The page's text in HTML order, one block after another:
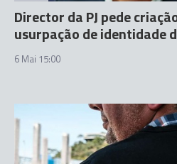
Director da PJ pede
usurpação de identidade
6 Mai 15:00